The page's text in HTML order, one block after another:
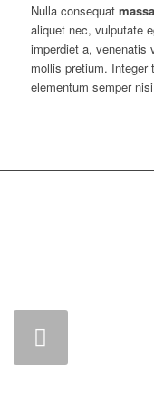
Nulla consequat massa
aliquet nec, vulputate
imperdiet a, venenatis
mollis pretium. Integer
elementum semper